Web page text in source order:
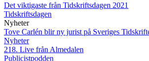
Det viktigaste från Tidskriftsdagen 2021
Tidskriftsdagen
Nyheter
Tove Carlén blir ny jurist på Sveriges
Nyheter
218. Live från Almedalen
Publicistpodden